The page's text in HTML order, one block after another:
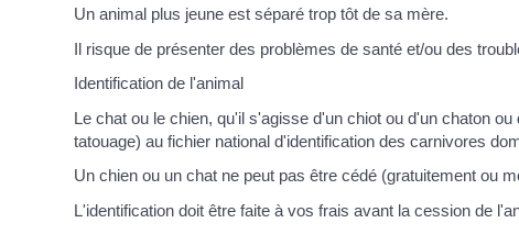
Un animal plus jeune est séparé trop tôt de sa mère.
Il risque de présenter des problèmes de santé et/ou des
Identification de l'animal
Le chat ou le chien, qu'il s'agisse d'un chiot ou d'un chaton
tatouage) au fichier national d'identification des carnivores
Un chien ou un chat ne peut pas être cédé (gratuitement ou
L'identification doit être faite à vos frais avant la cession de